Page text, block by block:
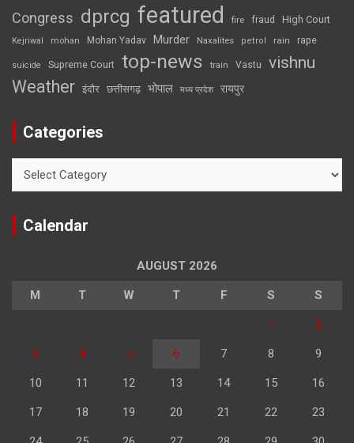
Congress dprcg featured fire fraud High Court
Kejriwal mohan Mohan Yadav Murder Naxalites petrol rain rape
suicide Supreme Court top-news train Vastu vishnu
Weather इंदौर छत्तीसगढ़ भोपाल मध्य प्रदेश रायपुर
Categories
Calendar
AUGUST 2026
M T W T F S S
1 2
3 4 5 6 7 8 9
10 11 12 13 14 15 16
17 18 19 20 21 22 23